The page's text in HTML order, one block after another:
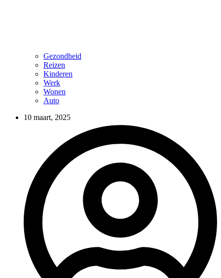
Gezondheid
Reizen
Kinderen
Werk
Wonen
Auto
10 maart, 2025